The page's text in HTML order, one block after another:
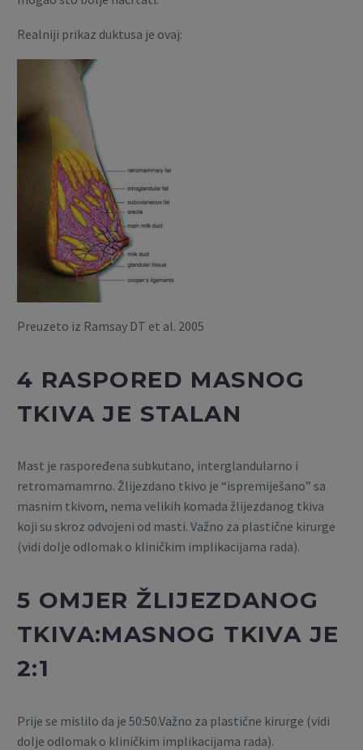
Realniji prikaz duktusa je ovaj:
Preuzeto iz Ramsay DT et al. 2005
4 RASPORED MASNOG
TKIVA JE STALAN
Mast je raspoređena subkutano, interglandularno i
retromamamrno. Žlijezdano tkivo je “ispremiješano” sa
masnim tkivom, nema velikih komada žlijezdanog tkiva
koji su skroz odvojeni od masti. Važno za plastične kirurge
(vidi dolje odlomak o kliničkim implikacijama rada).
5 OMJER ŽLIJEZDANOG
TKIVA:MASNOG TKIVA JE
2:1
Prije se mislilo da je 50:50.Važno za plastične kirurge (vidi
dolje odlomak o kliničkim implikacijama rada).